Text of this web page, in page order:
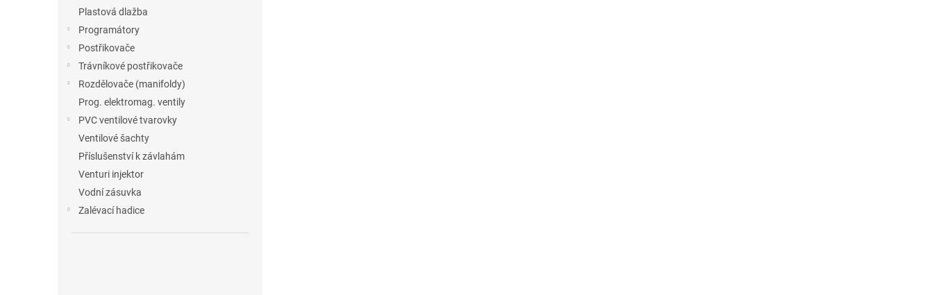
Plastová dlažba
Programátory
Postřikovače
Trávníkové postřikovače
Rozdělovače (manifoldy)
Prog. elektromag. ventily
PVC ventilové tvarovky
Ventilové šachty
Příslušenství k závlahám
Venturi injektor
Vodní zásuvka
Zalévací hadice